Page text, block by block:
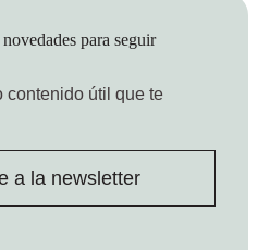
para seguir
contenido útil que te
a la newsletter